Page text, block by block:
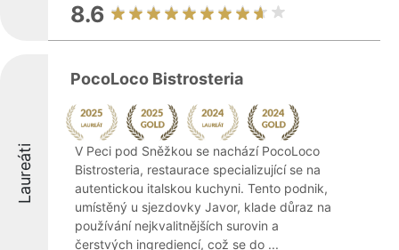
8.6
Laureáti
PocoLoco Bistrosteria
V Peci pod Sněžkou se nachází PocoLoco
Bistrosteria, restaurace specializující se na
autentickou italskou kuchyni. Tento podnik,
umístěný u sjezdovky Javor, klade důraz na
používání nejkvalitnějších surovin a
čerstvých ingrediencí, což se do ...